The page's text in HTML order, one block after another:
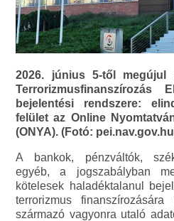
2026. június 5-től megújul
Terrorizmusfinanszírozás
bejelentési rendszere:
felület az Online
(ONYA). (Fotó:
A bankok, pénzváltók,
egyéb, a jogszabályban
kötelesek haladéktalanul
terrorizmus finanszírozására
származó vagyonra utaló